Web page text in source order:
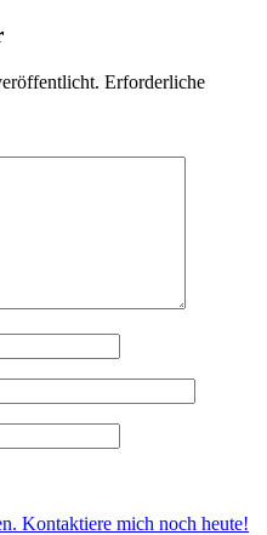
Erforderliche
Kontaktiere mich noch heute!